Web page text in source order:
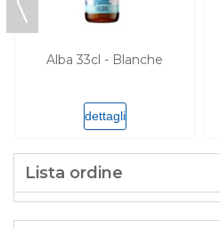
Alba 33cl - Blanche
dettagli
Lista ordine